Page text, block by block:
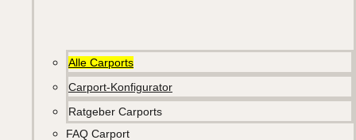
Alle Carports
Carport-Konfigurator
Ratgeber Carports
FAQ Carport